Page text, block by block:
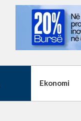
Ekonomi